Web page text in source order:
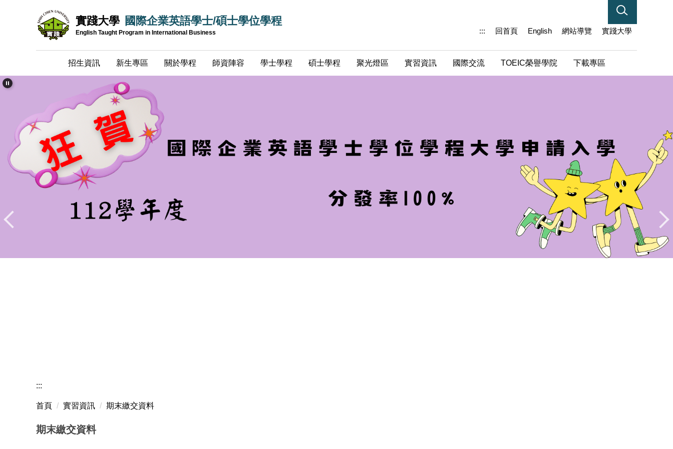
區
實踐大學 國際企業英語學士/碩士學位學程
English Taught Program in International Business ::: 回首頁 English 網站導覽 實踐大學
招生資訊 新生專區 關於學程 師資陣容 學士學程 碩士學程 聚光燈區 實習資訊 國際交流 TOEIC榮譽學院 下載專區
:::
首頁 實習資訊 期末繳交資料
期末繳交資料